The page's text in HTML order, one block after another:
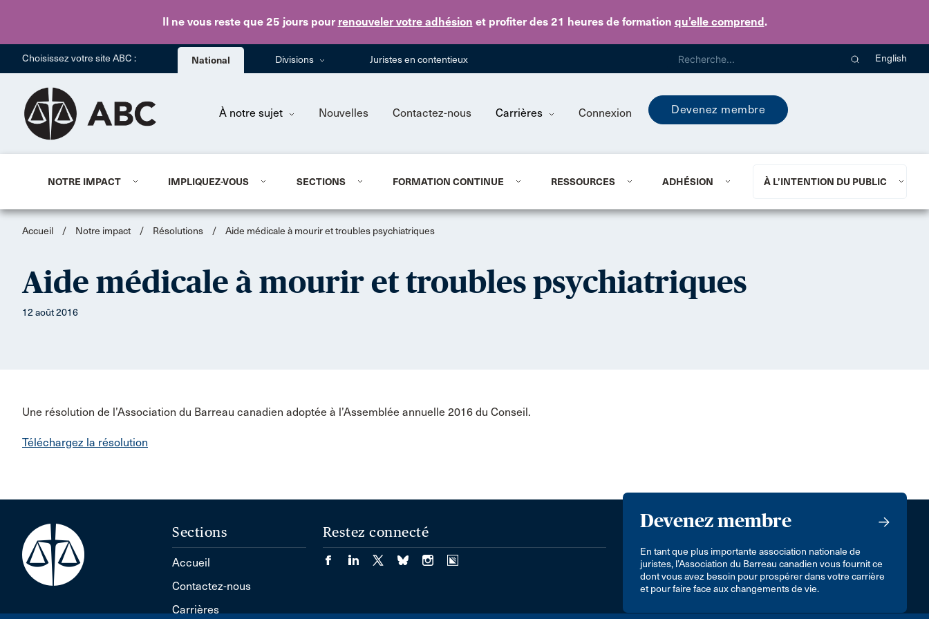
Il ne vous reste que 25 jourspour renouveler votre adhésion et profiter des 21 heures de formation qu’elle comprend.
Skip to main content
Choisissez votre site ABC : National Divisions Juristes en contentieux English
À notre sujet Nouvelles Contactez-nous Carrières Connexion Devenez membre
NOTRE IMPACT IMPLIQUEZ-VOUS SECTIONS FORMATION CONTINUE RESSOURCES ADHÉSION À L’INTENTION DU PUBLIC
Accueil / Notre impact / Résolutions / Aide médicale à mourir et troubles psychiatriques
Aide médicale à mourir et troubles psychiatriques
12 août 2016
Une résolution de l’Association du Barreau canadien adoptée à l’Assemblée annuelle 2016 du Conseil.
Téléchargez la résolution
Devenez membre
En tant que plus importante association nationale de
juristes, l’Association du Barreau canadien vous fournit ce
dont vous avez besoin pour prospérer dans votre carrière
et pour faire face aux changements de vie.
Sections
Accueil
Contactez-nous
Carrières
Restez connecté